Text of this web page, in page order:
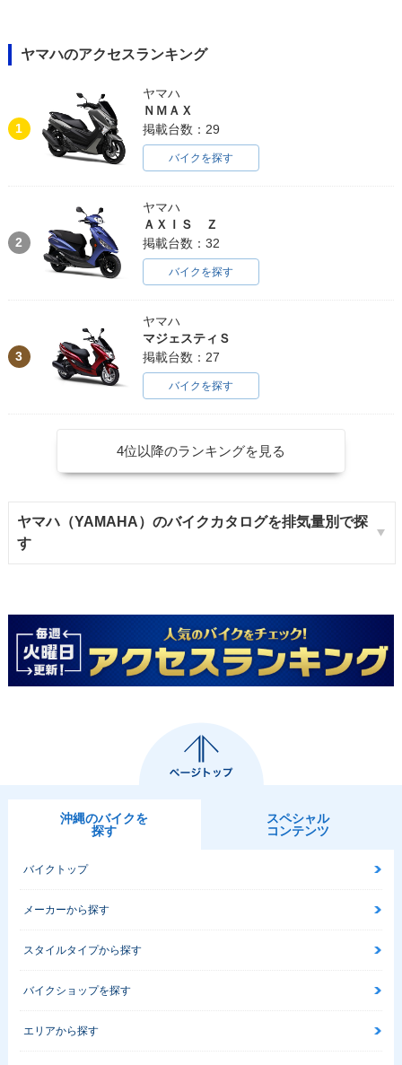
ヤマハのアクセスランキング
1
ヤマハ
ＮＭＡＸ
掲載台数：29
バイクを探す
2
ヤマハ
ＡＸＩＳ Ｚ
掲載台数：32
バイクを探す
3
ヤマハ
マジェスティＳ
掲載台数：27
バイクを探す
4位以降のランキングを見る
ヤマハ（YAMAHA）のバイクカタログを排気量別で探
す
沖縄のバイクを
探す
スペシャル
コンテンツ
バイクトップ
メーカーから探す
スタイルタイプから探す
バイクショップを探す
エリアから探す